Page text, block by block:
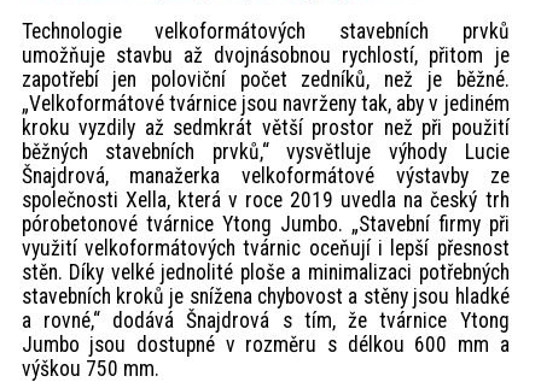
Technologie velkoformátových stavebních prvků
umožňuje stavbu až dvojnásobnou rychlostí, přitom je
zapotřebí jen poloviční počet zedníků, než je běžné.
„Velkoformátové tvárnice jsou navrženy tak, aby v jediném
kroku vyzdily až sedmkrát větší prostor než při použití
běžných stavebních prvků,“ vysvětluje výhody Lucie
Šnajdrová, manažerka velkoformátové výstavby ze
společnosti Xella, která v roce 2019 uvedla na český trh
pórobetonové tvárnice Ytong Jumbo. „Stavební firmy při
využití velkoformátových tvárnic oceňují i lepší přesnost
stěn. Díky velké jednolité ploše a minimalizaci potřebných
stavebních kroků je snížena chybovost a stěny jsou hladké
a rovné,“ dodává Šnajdrová s tím, že tvárnice Ytong
Jumbo jsou dostupné v rozměru s délkou 600 mm a
výškou 750 mm.